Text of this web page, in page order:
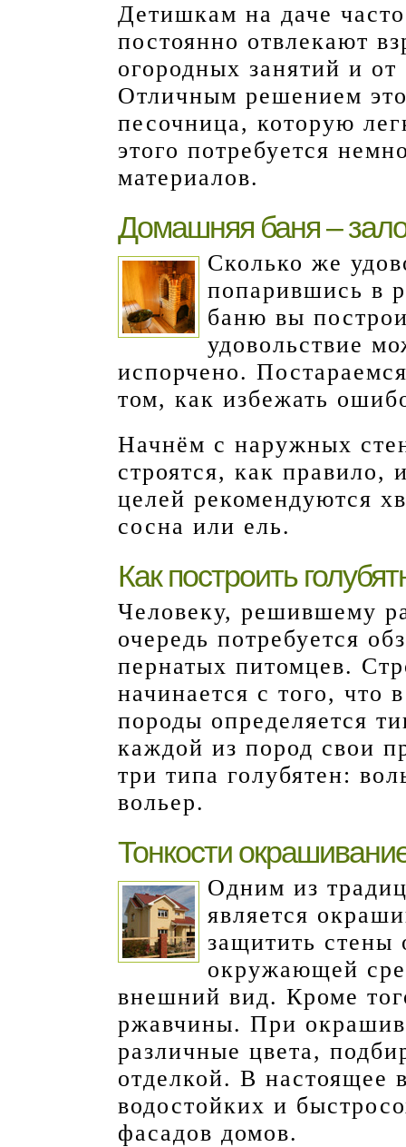
Детишкам на даче
постоянно отвлекают
огородных занятий и
Отличным решением
песочница, которую
этого потребуется
материалов.
Домашняя баня –
Сколько же
попарившись в
баню вы
удовольствие
испорчено.
том, как избежать
Начнём с наружных
строятся, как правило,
целей рекомендуются
сосна или ель.
Как построить
Человеку, решившему
очередь потребуется
пернатых питомцев.
начинается с того, что
породы определяется
каждой из пород свои
три типа голубятен:
вольер.
Тонкости
Одним из
является
защитить стены
окружающей
внешний вид. Кроме
ржавчины. При
различные цвета,
отделкой. В настоящее
водостойких и
фасадов домов.